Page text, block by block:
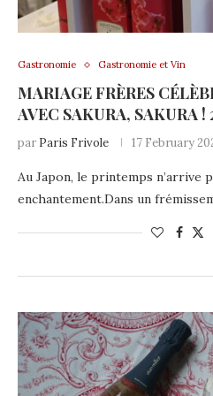
Gastronomie Gastronomie et Vin
MARIAGE FRÈRES
AVEC SAKURA, SAKURA !
par Paris Frivole 17 February
Au Japon, le printemps n’arrive
enchantement.Dans un